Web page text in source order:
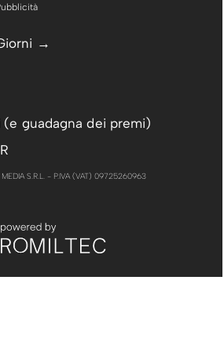
→
guadagna dei premi)
S.R.L. - P.IVA (VAT) 09725260963